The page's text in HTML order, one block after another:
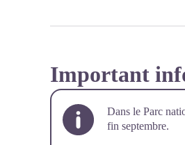
Important
Dans le Parc
fin septembre.